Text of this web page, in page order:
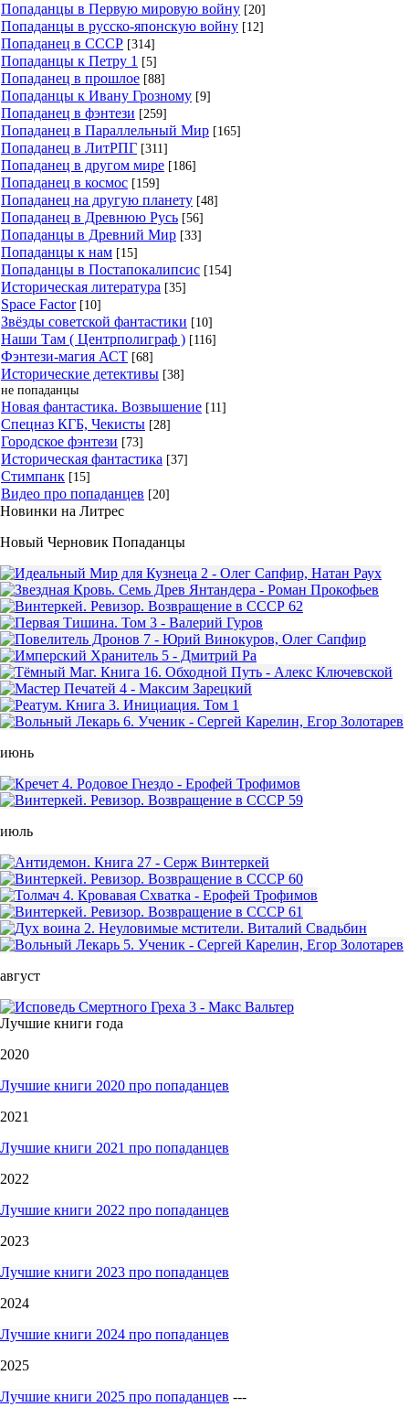
Попаданцы в Первую мировую войну [20]
Попаданцы в русско-японскую войну [12]
Попаданец в СССР [314]
Попаданцы к Петру 1 [5]
Попаданец в прошлое [88]
Попаданцы к Ивану Грозному [9]
Попаданец в фэнтези [259]
Попаданец в Параллельный Мир [165]
Попаданец в ЛитРПГ [311]
Попаданец в другом мире [186]
Попаданец в космос [159]
Попаданец на другую планету [48]
Попаданец в Древнюю Русь [56]
Попаданцы в Древний Мир [33]
Попаданцы к нам [15]
Попаданцы в Постапокалипсис [154]
Историческая литература [35]
Space Factor [10]
Звёзды советской фантастики [10]
Наши Там ( Центрполиграф ) [116]
Фэнтези-магия АСТ [68]
Исторические детективы [38]
не попаданцы
Новая фантастика. Возвышение [11]
Спецназ КГБ, Чекисты [28]
Городское фэнтези [73]
Историческая фантастика [37]
Стимпанк [15]
Видео про попаданцев [20]
Новинки на Литрес
Новый Черновик Попаданцы
июнь
июль
август
Лучшие книги года
2020
Лучшие книги 2020 про попаданцев
2021
Лучшие книги 2021 про попаданцев
2022
Лучшие книги 2022 про попаданцев
2023
Лучшие книги 2023 про попаданцев
2024
Лучшие книги 2024 про попаданцев
2025
Лучшие книги 2025 про попаданцев ---